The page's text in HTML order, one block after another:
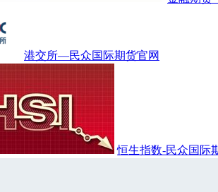
港交所—民众国际期货官网
恒生指数-民众国际